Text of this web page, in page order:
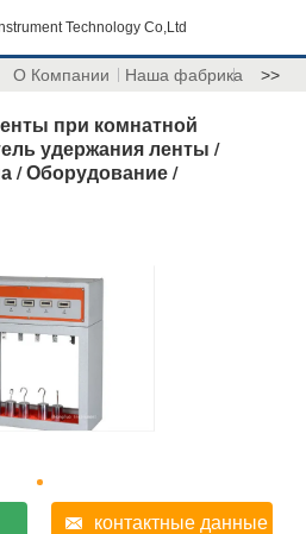
Technology Co,Ltd
О Компании Наша фабрика >>
при комнатной
удержания ленты /
/ Оборудование /
контактные данные